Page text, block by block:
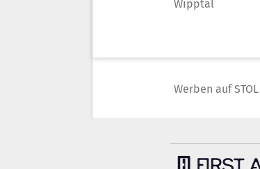
Wipptal
Werben auf STOL